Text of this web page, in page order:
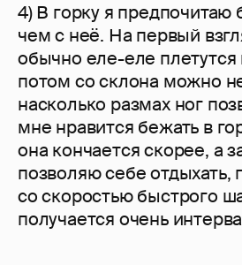
4) В горку я предпочитаю
чем с неё. На первый
обычно еле-еле плетутся
потом со склона можно
насколько размах ног
мне нравится бежать в
она кончается скорее, а
позволяю себе отдыхать,
со скоростью быстрого
получается очень